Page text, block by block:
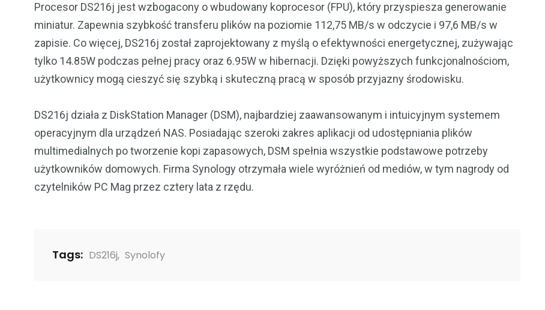
Procesor DS216j jest wzbogacony o wbudowany koprocesor (FPU), który przyspiesza generowanie
miniatur. Zapewnia szybkość transferu plików na poziomie 112,75 MB/s w odczycie i 97,6 MB/s w
zapisie. Co więcej, DS216j został zaprojektowany z myślą o efektywności energetycznej, zużywając
tylko 14.85W podczas pełnej pracy oraz 6.95W w hibernacji. Dzięki powyższych funkcjonalnościom,
użytkownicy mogą cieszyć się szybką i skuteczną pracą w sposób przyjazny środowisku.
DS216j działa z DiskStation Manager (DSM), najbardziej zaawansowanym i intuicyjnym systemem
operacyjnym dla urządzeń NAS. Posiadając szeroki zakres aplikacji od udostępniania plików
multimedialnych po tworzenie kopi zapasowych, DSM spełnia wszystkie podstawowe potrzeby
użytkowników domowych. Firma Synology otrzymała wiele wyróżnień od mediów, w tym nagrody od
czytelników PC Mag przez cztery lata z rzędu.
Tags: DS216j, Synolofy